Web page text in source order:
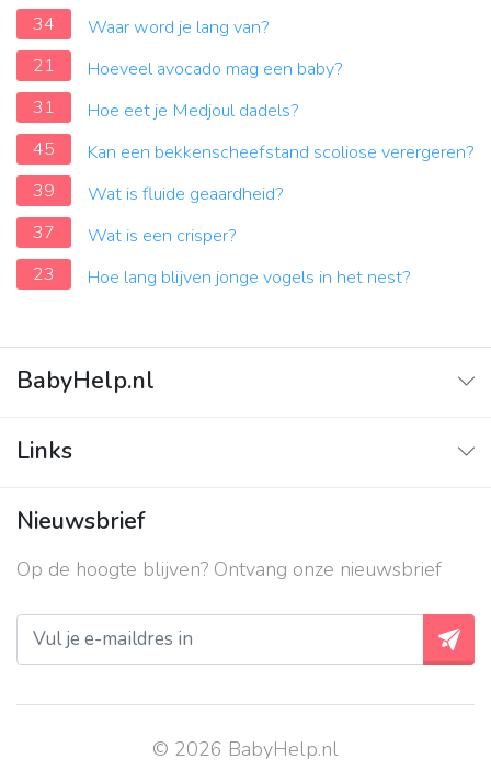
34
Waar word je lang van?
21
Hoeveel avocado mag een baby?
31
Hoe eet je Medjoul dadels?
45
Kan een bekkenscheefstand scoliose verergeren?
39
Wat is fluide geaardheid?
37
Wat is een crisper?
23
Hoe lang blijven jonge vogels in het nest?
BabyHelp.nl
Vraag & Antwoord
Links
Contact
Over ons
Privacy beleid
Nieuwsbrief
Op de hoogte blijven? Ontvang onze nieuwsbrief
© 2026 BabyHelp.nl